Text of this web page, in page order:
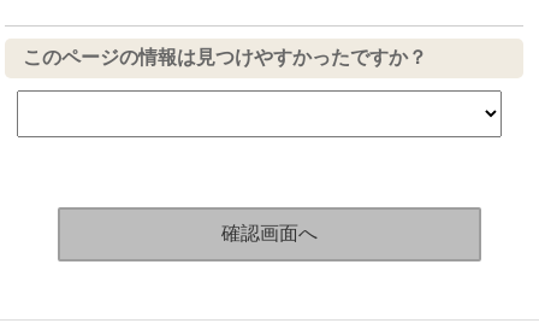
このページの情報は見つけやすかったですか？